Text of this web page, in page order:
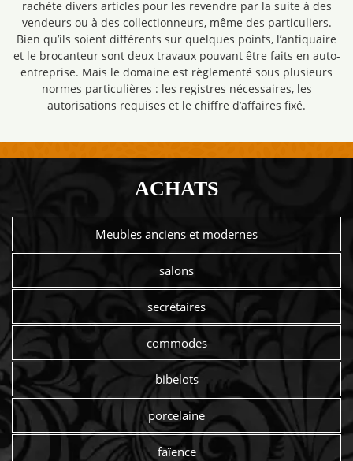
rachète divers articles pour les revendre par la suite à des
vendeurs ou à des collectionneurs, même des particuliers.
Bien qu’ils soient différents sur quelques points, l’antiquaire
et le brocanteur sont deux travaux pouvant être faits en auto-
entreprise. Mais le domaine est règlementé sous plusieurs
normes particulières : les registres nécessaires, les
autorisations requises et le chiffre d’affaires fixé.
ACHATS
Meubles anciens et modernes
salons
secrétaires
commodes
bibelots
porcelaine
faïence